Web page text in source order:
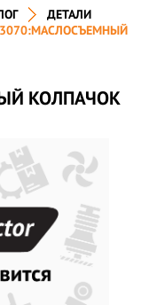
ДЕТАЛИ
КОЛПАЧОК